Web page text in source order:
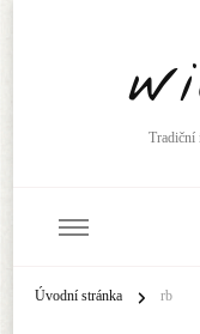
Tradiční
Úvodní stránka rb